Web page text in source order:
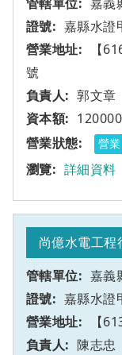
嘉縣水證
【
號
郭文章
營業
詳細資料
尚億水電工程
嘉義
嘉縣水證
【
陳志忠